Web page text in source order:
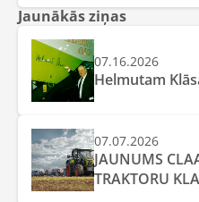
Jaunākās ziņas
07.16.2026
Helmutam
07.07.2026
JAUNUMS
TRAKTORU